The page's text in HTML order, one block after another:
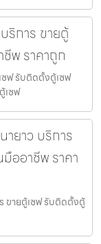
ริการ ขายตู้
พ ราคาถูก
ซฟ รับติดตั้งตู้เซฟ
เซฟ
ยาว บริการ
ออาชีพ ราคา
ขายตู้เซฟ รับติดตั้งตู้